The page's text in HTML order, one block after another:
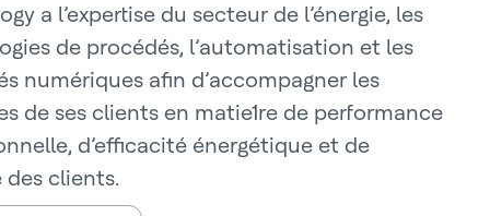
a l’expertise du secteur de l’énergie, les
de procédés, l’automatisation et les
numériques afin d’accompagner les
de ses clients en matie1re de performance
d’efficacité énergétique et de
clients.